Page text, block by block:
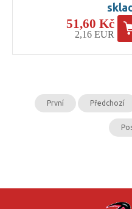
51,60 Kč
2,16 EUR
První Předchozí